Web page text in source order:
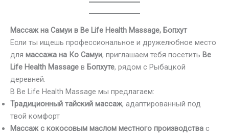
Массаж на Самуи в Be Life Health Massage, Бопхут
Если ты ищешь профессиональное и дружелюбное место
для массажа на Ко Самуи, приглашаем тебя посетить Be
Life Health Massage в Бопхуте, рядом с Рыбацкой
деревней.
В Be Life Health Massage мы предлагаем:
Традиционный тайский массаж, адаптированный под
твой комфорт
Массаж с кокосовым маслом местного производства с